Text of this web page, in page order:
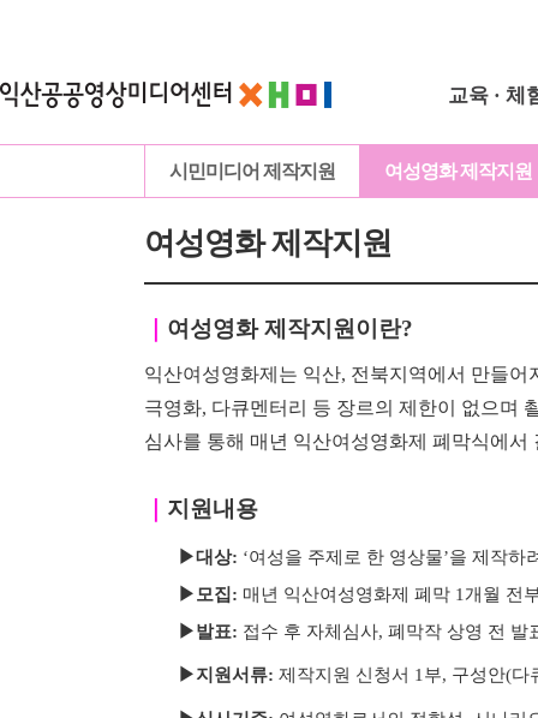
교육 · 체
시민미디어 제작지원 여성영화 제작지원
여성영화 제작지원
여성영화 제작지원이란?
익산여성영화제는 익산, 전북지역에서 만들
극영화, 다큐멘터리 등 장르의 제한이 없으며
심사를 통해 매년 익산여성영화제 폐막식에서
지원내용
▶대상: ‘여성을 주제로 한 영상물’을 제작하
▶ 모집: 매년 익산여성영화제 폐막 1개월 전
▶발표: 접수 후 자체심사, 폐막작 상영 전 발
▶지원서류: 제작지원 신청서 1부, 구성안(다